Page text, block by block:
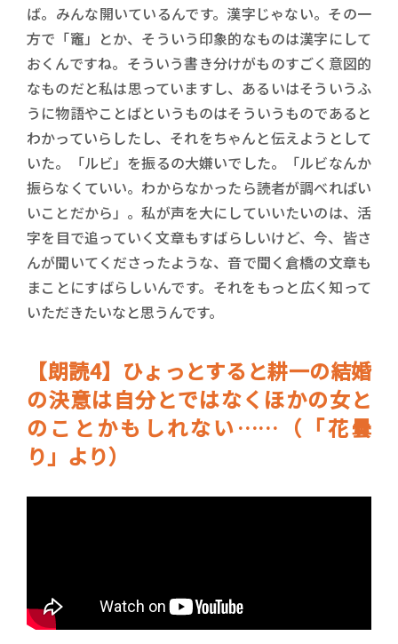
ば。みんな開いているんです。漢字じゃない。その一
方で「竈」とか、そういう印象的なものは漢字にして
おくんですね。そういう書き分けがものすごく意図的
なものだと私は思っていますし、あるいはそういうふ
うに物語やことばというものはそういうものであると
わかっていらしたし、それをちゃんと伝えようとして
いた。「ルビ」を振るの大嫌いでした。「ルビなんか
振らなくていい。わからなかったら読者が調べればい
いことだから」。私が声を大にしていいたいのは、活
字を目で追っていく文章もすばらしいけど、今、皆さ
んが聞いてくださったような、音で聞く倉橋の文章も
まことにすばらしいんです。それをもっと広く知って
いただきたいなと思うんです。
【朗読4】ひょっとすると耕一の結婚
の決意は自分とではなくほかの女と
のことかもしれない……（「花曇
り」より）